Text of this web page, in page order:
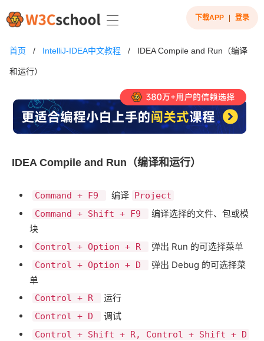
下载APP 登录
首页 / IntelliJ-IDEA中文教程 / IDEA Compile and Run（编译
和运行）
IDEA Compile and Run（编译和运行）
Command + F9 ​ 编译​ Project
Command + Shift + F9
​编译选择的文件、包或模
块
Control + Option + R ​弹出 Run 的可选择菜单
Control + Option + D
​弹出 Debug 的可选择菜
单
Control + R ​运行
Control + D ​调试
Control + Shift + R, Control + Shift + D